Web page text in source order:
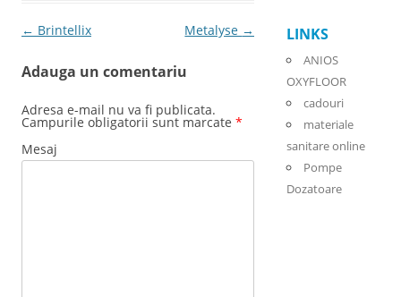
Post navigation
← Brintellix Metalyse →
Adauga un comentariu
Adresa e-mail nu va fi publicata.
Campurile obligatorii sunt marcate *
Mesaj
LINKS
ANIOS
OXYFLOOR
cadouri
materiale
sanitare online
Pompe
Dozatoare